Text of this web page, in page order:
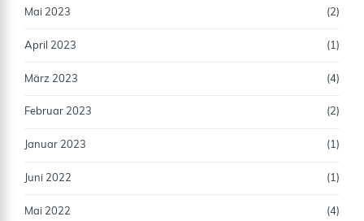
Mai 2023 (2)
April 2023 (1)
März 2023 (4)
Februar 2023 (2)
Januar 2023 (1)
Juni 2022 (1)
Mai 2022 (4)